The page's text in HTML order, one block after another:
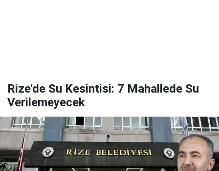
Rize'de Su Kesintisi: 7 Mahallede Su
Verilemeyecek